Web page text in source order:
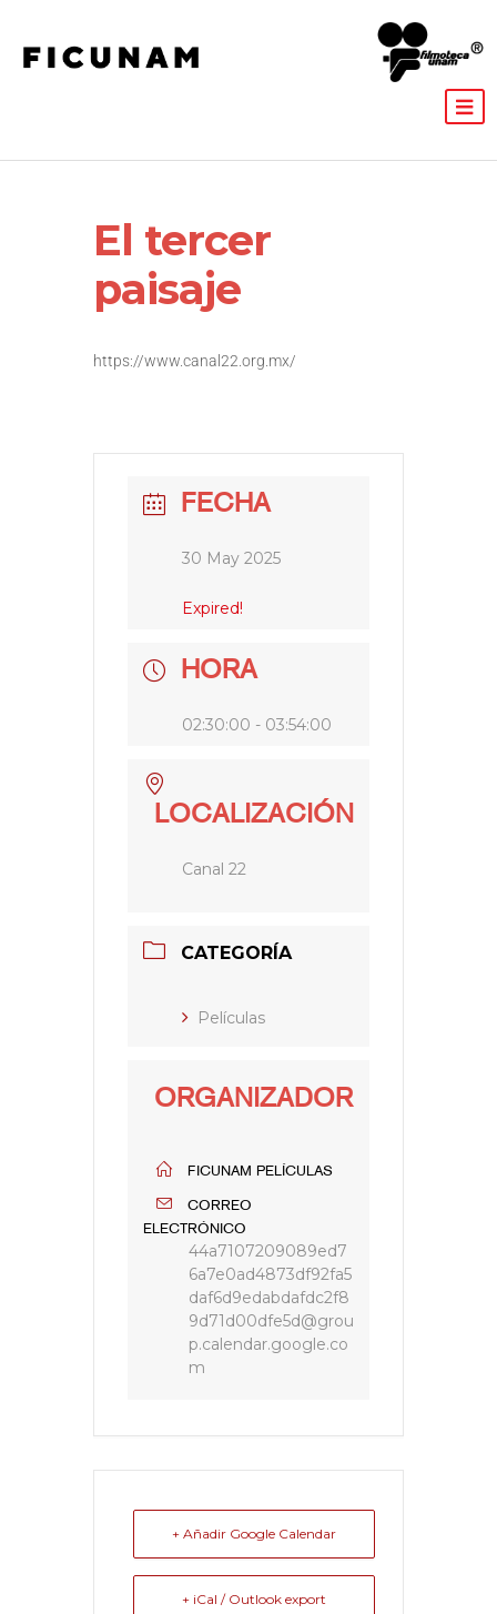
El tercer
paisaje
https://www.canal22.org.mx/
FECHA
30 May 2025
Expired!
HORA
02:30:00 - 03:54:00
LOCALIZACIÓN
Canal 22
CATEGORÍA
Películas
ORGANIZADOR
FICUNAM PELÍCULAS
CORREO
ELECTRÓNICO
44a7107209089ed7
6a7e0ad4873df92fa5
daf6d9edabdafdc2f8
9d71d00dfe5d@grou
p.calendar.google.co
m
+ Añadir Google Calendar
+ iCal / Outlook export